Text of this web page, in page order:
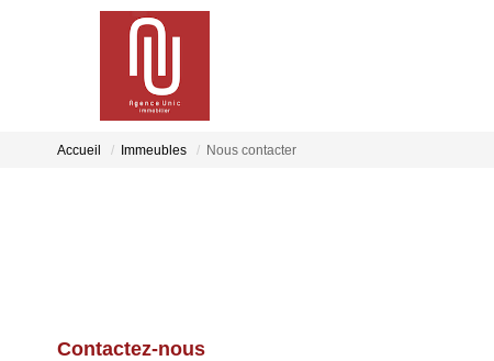
Accueil Immeubles Nous contacter
Contactez-nous